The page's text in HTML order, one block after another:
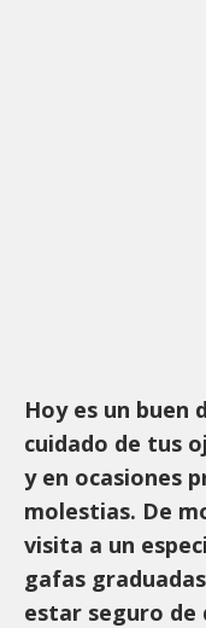
Hoy es un buen
cuidado de tus
y en ocasiones
molestias. De
visita a un
gafas
estar seguro de